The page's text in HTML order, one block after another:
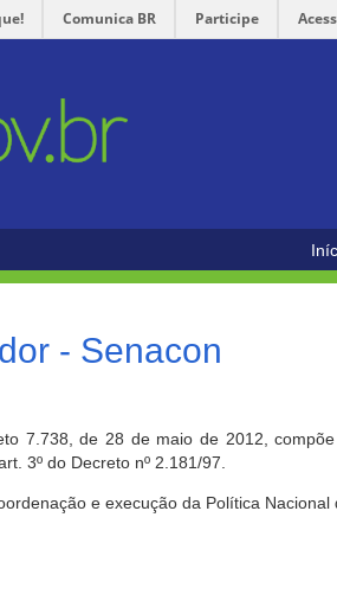
Comunica BR Participe
- Senacon
7.738, de 28 de maio de 2012,
3º do Decreto nº 2.181/97.
e execução da Política